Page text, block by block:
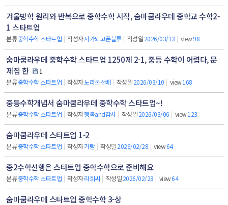
겨울방학 원리와 반복으로 중학수학 시작, 숨마쿰라우데 중학교 수학2-
1 스타트업
분류중학수학 스타트업 | 작성자시가되고픈블루 | 작성일2026/03/13 | view98
숨마쿰라우데 중학수학 스타트업 1250제 2-1, 중등 수학이 어렵다, 문
제집 한
1
분류중학수학 스타트업 | 작성자노라본선배 | 작성일2026/03/10 | view168
중등수학개념서 숨마쿰라우데 중학수학 스타트업~!
분류중학수학 스타트업 | 작성자행복and감사 | 작성일2026/03/06 | view123
숨마쿰라우데 스타트업 1-2
분류중학수학 스타트업 | 작성자가람 | 작성일2026/02/28 | view64
중2수학선행은 스타트업 중학수학으로 준비해요
분류중학수학 스타트업 | 작성자라희씨 | 작성일2026/02/28 | view64
숨마쿰라우데 스타트업 중학수학 3-상